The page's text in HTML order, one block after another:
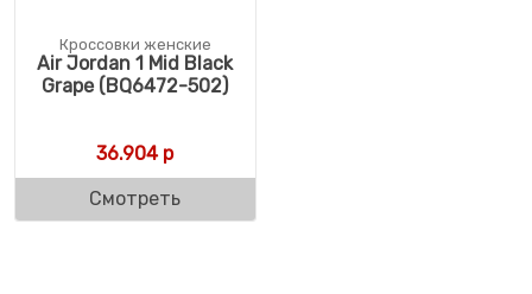
Кроссовки женские
Air Jordan 1 Mid Black
Grape (BQ6472-502)
36.904р
Смотреть